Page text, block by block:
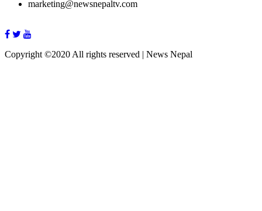
marketing@newsnepaltv.com
Copyright ©2020 All rights reserved | News Nepal